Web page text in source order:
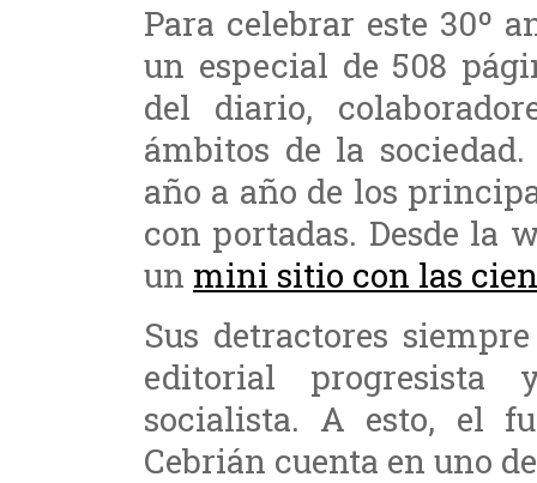
Para celebrar este 30º
un especial de 508
del diario,
ámbitos de la
año a año de los
con portadas. Desde la
un mini sitio con las
Sus detractores
editorial
socialista. A esto, el
Cebrián cuenta en uno